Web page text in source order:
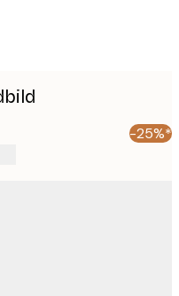
-25%*